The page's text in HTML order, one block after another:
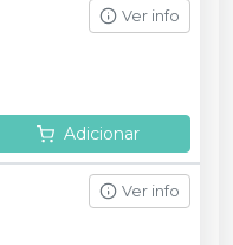
Ver info
Adicionar
Ver info